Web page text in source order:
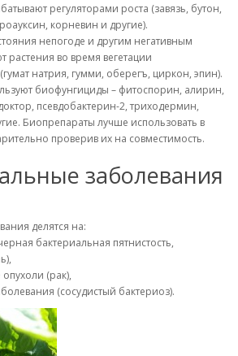
регуляторами роста (завязь, бутон,
корневин и другие).
непогоде и другим негативным
растения во время вегетации
натрия, гумми, оберегъ, циркон, эпин).
биофунгициды – фитоспорин, алирин,
псевдобактерин-2, триходермин,
Биопрепараты лучше использовать в
проверив их на совместимость.
заболевания
делятся на:
бактериальная пятнистость,
(рак),
(сосудистый бактериоз).